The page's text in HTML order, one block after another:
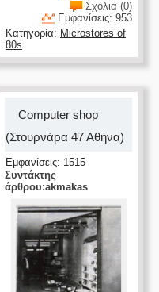
Σχόλια (0)
Εμφανίσεις: 953
Κατηγορία: Microstores of
80s
Computer shop
(Στουρνάρα 47 Αθήνα)
Εμφανίσεις: 1515
Συντάκτης
άρθρου:akmakas